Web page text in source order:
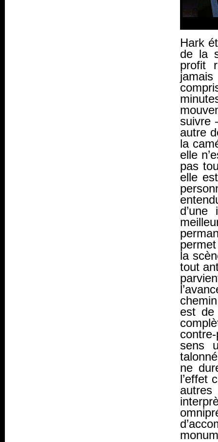
Hark
de la
profit
suivre
autre
la
elle
pas
elle
la
tout
est de
sens
ne
l’effet